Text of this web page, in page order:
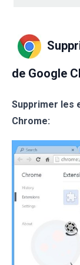
de Google
Supprimer les
Chrome: